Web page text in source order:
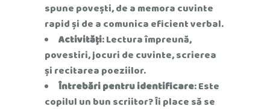
spune povești, de a memora cuvinte
rapid și de a comunica eficient verbal.
Activități: Lectura împreună,
povestiri, jocuri de cuvinte, scrierea
și recitarea poeziilor.
Întrebări pentru identificare: Este
copilul un bun scriitor? Îi place să se